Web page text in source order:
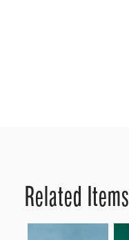
Related Items